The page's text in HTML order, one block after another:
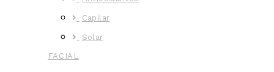
Capilar
Solar
FACIAL